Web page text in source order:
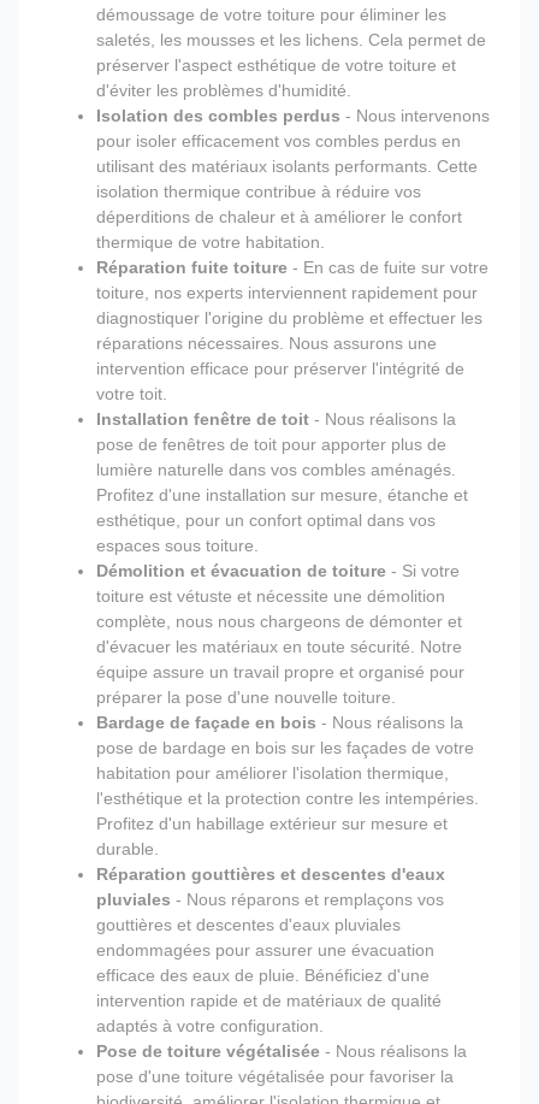
démoussage de votre toiture pour éliminer les
saletés, les mousses et les lichens. Cela permet de
préserver l'aspect esthétique de votre toiture et
d'éviter les problèmes d'humidité.
Isolation des combles perdus - Nous intervenons
pour isoler efficacement vos combles perdus en
utilisant des matériaux isolants performants. Cette
isolation thermique contribue à réduire vos
déperditions de chaleur et à améliorer le confort
thermique de votre habitation.
Réparation fuite toiture - En cas de fuite sur votre
toiture, nos experts interviennent rapidement pour
diagnostiquer l'origine du problème et effectuer les
réparations nécessaires. Nous assurons une
intervention efficace pour préserver l'intégrité de
votre toit.
Installation fenêtre de toit - Nous réalisons la
pose de fenêtres de toit pour apporter plus de
lumière naturelle dans vos combles aménagés.
Profitez d'une installation sur mesure, étanche et
esthétique, pour un confort optimal dans vos
espaces sous toiture.
Démolition et évacuation de toiture - Si votre
toiture est vétuste et nécessite une démolition
complète, nous nous chargeons de démonter et
d'évacuer les matériaux en toute sécurité. Notre
équipe assure un travail propre et organisé pour
préparer la pose d'une nouvelle toiture.
Bardage de façade en bois - Nous réalisons la
pose de bardage en bois sur les façades de votre
habitation pour améliorer l'isolation thermique,
l'esthétique et la protection contre les intempéries.
Profitez d'un habillage extérieur sur mesure et
durable.
Réparation gouttières et descentes d'eaux
pluviales - Nous réparons et remplaçons vos
gouttières et descentes d'eaux pluviales
endommagées pour assurer une évacuation
efficace des eaux de pluie. Bénéficiez d'une
intervention rapide et de matériaux de qualité
adaptés à votre configuration.
Pose de toiture végétalisée - Nous réalisons la
pose d'une toiture végétalisée pour favoriser la